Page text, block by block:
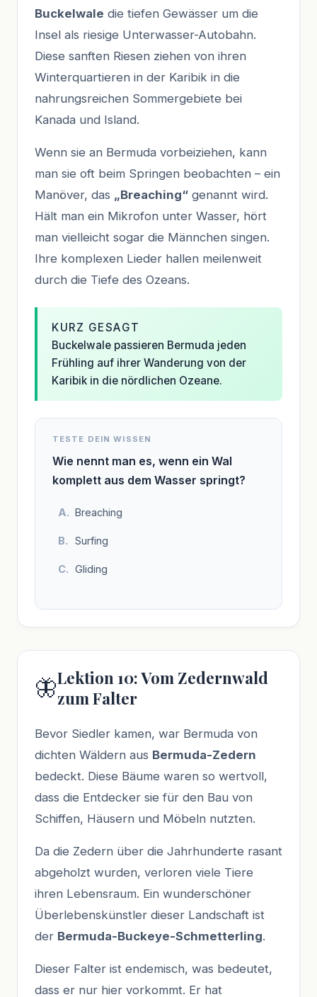
Buckelwale die tiefen Gewässer um die
Insel als riesige Unterwasser-Autobahn.
Diese sanften Riesen ziehen von ihren
Winterquartieren in der Karibik in die
nahrungsreichen Sommergebiete bei
Kanada und Island.
Wenn sie an Bermuda vorbeiziehen, kann
man sie oft beim Springen beobachten – ein
Manöver, das „Breaching“ genannt wird.
Hält man ein Mikrofon unter Wasser, hört
man vielleicht sogar die Männchen singen.
Ihre komplexen Lieder hallen meilenweit
durch die Tiefe des Ozeans.
KURZ GESAGT
Buckelwale passieren Bermuda jeden
Frühling auf ihrer Wanderung von der
Karibik in die nördlichen Ozeane.
TESTE DEIN WISSEN
Wie nennt man es, wenn ein Wal
komplett aus dem Wasser springt?
Breaching
Surfing
Gliding
🦋Lektion 10: Vom Zedernwald
zum Falter
Bevor Siedler kamen, war Bermuda von
dichten Wäldern aus Bermuda-Zedern
bedeckt. Diese Bäume waren so wertvoll,
dass die Entdecker sie für den Bau von
Schiffen, Häusern und Möbeln nutzten.
Da die Zedern über die Jahrhunderte rasant
abgeholzt wurden, verloren viele Tiere
ihren Lebensraum. Ein wunderschöner
Überlebenskünstler dieser Landschaft ist
der Bermuda-Buckeye-Schmetterling.
Dieser Falter ist endemisch, was bedeutet,
dass er nur hier vorkommt. Er hat